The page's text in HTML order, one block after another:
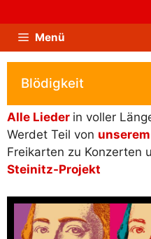
Inhalt
springenMenü
Blödigkeit
Alle Lieder in voller
Werdet Teil von
Freikarten zu Konzerten
Steinitz-Projekt